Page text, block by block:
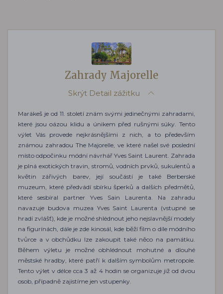
Zahrady Majorelle
Skrýt Detail zážitku
Marákeš je od 11. století znám svými jedinečnými zahradami,
které jsou oázou klidu a únikem před rušnými súky. Tento
výlet Vás provede nejkrásnějšími z nich, a to především
známou zahradou The Majorelle, ve které našel své poslední
místo odpočinku módní návrhář Yves Saint Laurent. Zahrada
je plná exotických travin, stromů, vodních prvků, sukulentů a
květin zářivých barev, její součástí je také Berberské
muzeum, které předvádí sbírku šperků a dalších předmětů,
které sesbíral partner Yves Sain Laurenta. Na zahradu
navazuje budova muzea Yves Saint Laurenta (vstupné se
hradí zvlášť), kde je možné shlédnout jeho nejslavnější modely
na figurínách, dále je zde kinosál, kde běží film o díle módního
tvůrce a v obchůdku lze zakoupit také něco na památku.
Během výletu je možné obhlédnout mohutné a dlouhé
městské hradby, které patří k dalším symbolům metropole.
Tento výlet v délce cca 3 až 4 hodin se organizuje již od dvou
osob, případně zajistíme jen vstupenky.